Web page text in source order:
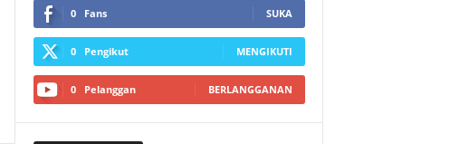
0 Fans SUKA
0 Pengikut MENGIKUTI
0 Pelanggan BERLANGGANAN